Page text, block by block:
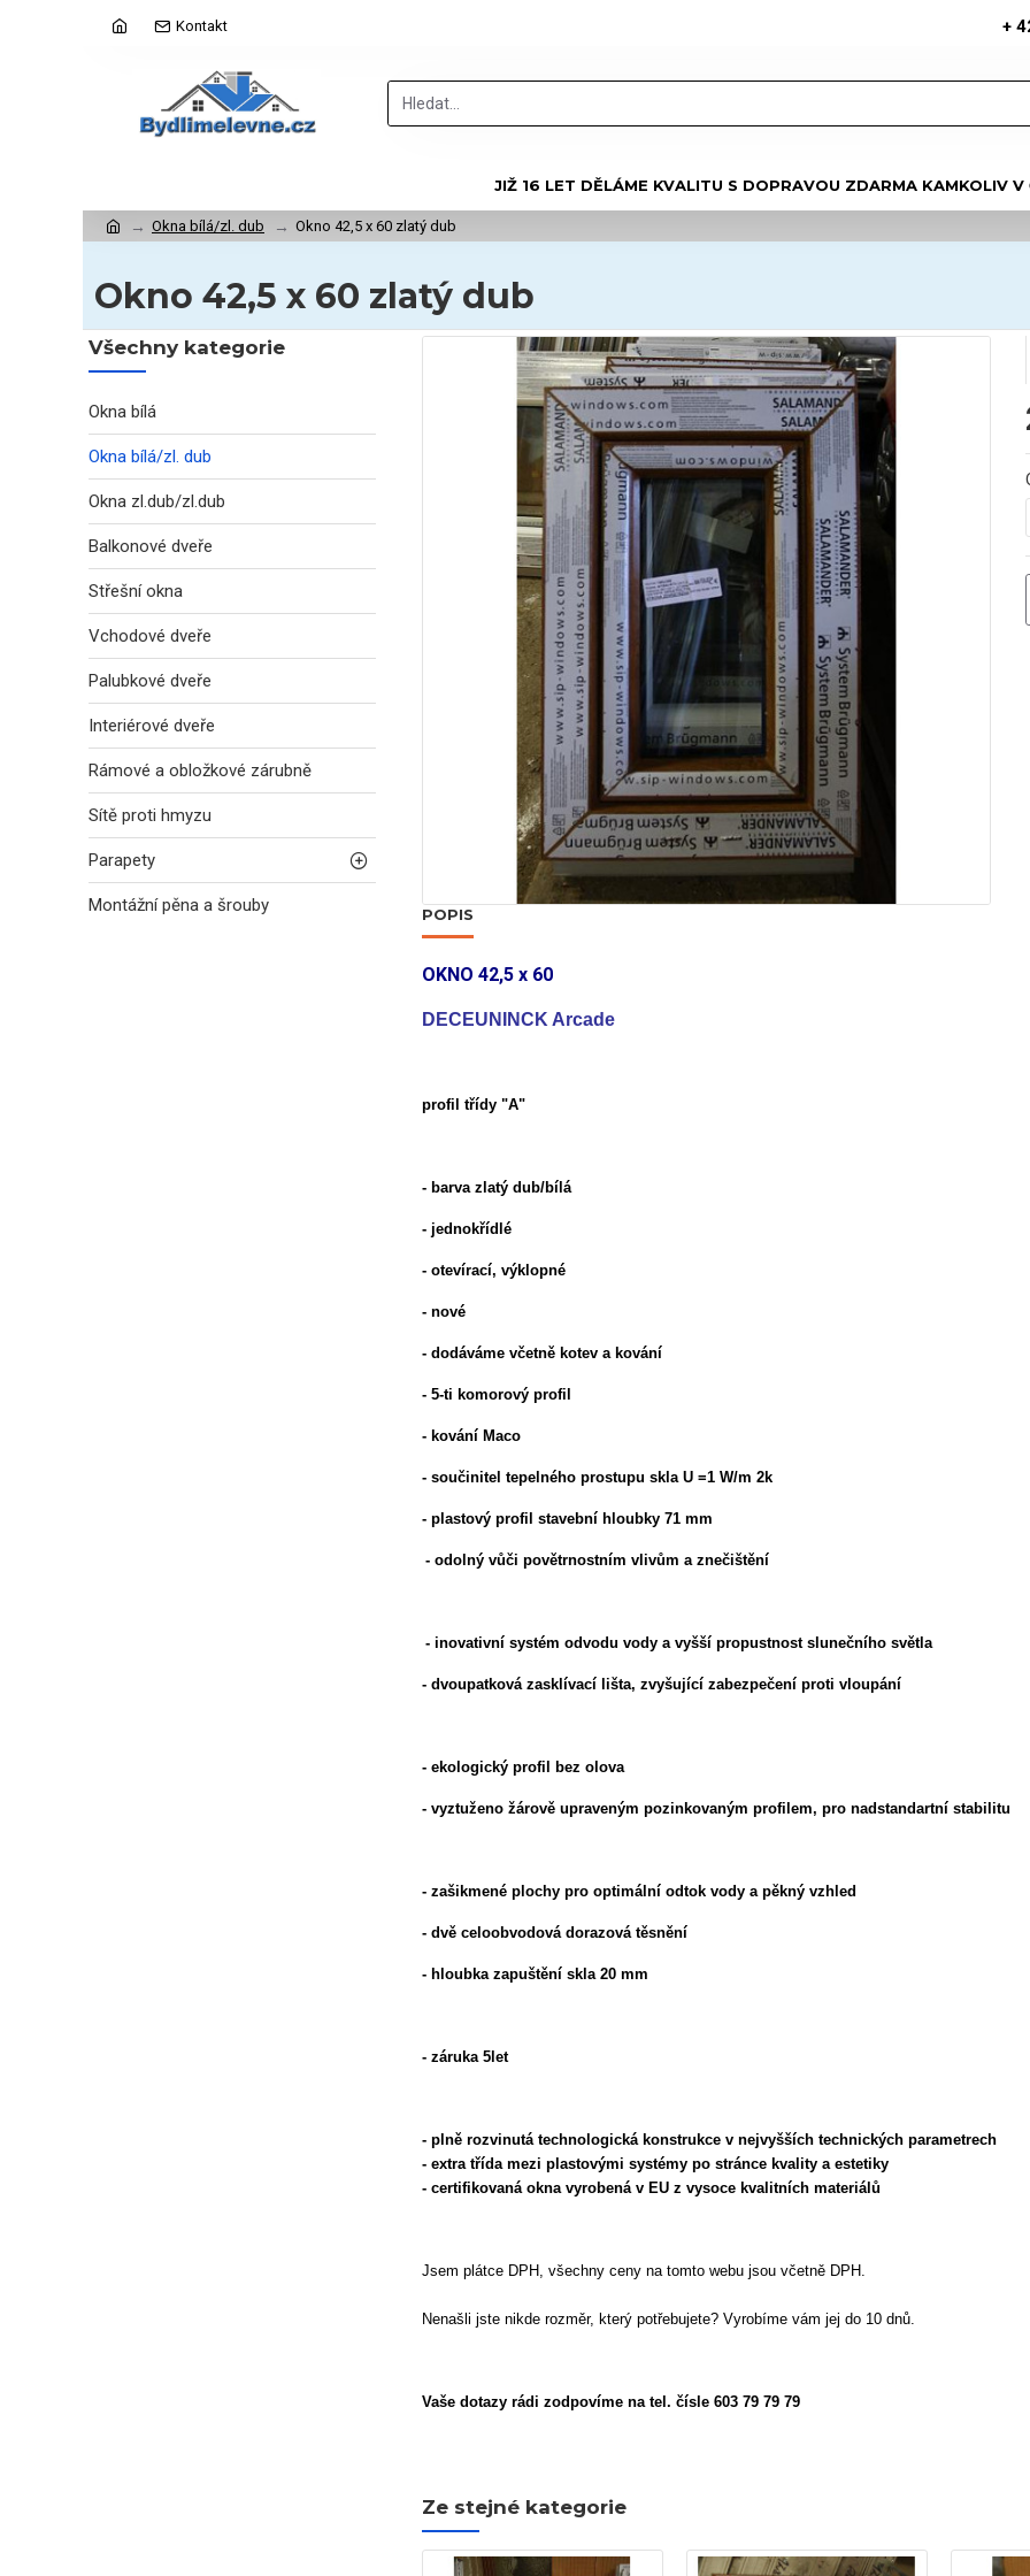
Kontakt +
JIŽ 16 LET DĚLÁME KVALITU S DOPRAVOU ZDARMA KAMKOLIV V
Okna bílá/zl. dub Okno 42,5 x 60 zlatý dub
Okno 42,5 x 60 zlatý dub
Všechny kategorie
Okna bílá
Okna bílá/zl. dub
Okna zl.dub/zl.dub
Balkonové dveře
Střešní okna
Vchodové dveře
Palubkové dveře
Interiérové dveře
Rámové a obložkové zárubně
Sítě proti hmyzu
Parapety
Montážní pěna a šrouby POPIS
OKNO 42,5 x 60
DECEUNINCK Arcade
profil třídy "A"
- barva zlatý dub/bílá
- jednokřídlé
- otevírací, výklopné
- nové
- dodáváme včetně kotev a kování
- 5-ti komorový profil
- kování Maco
- součinitel tepelného prostupu skla U =1 W/m 2k
- plastový profil stavební hloubky 71 mm
- odolný vůči povětrnostním vlivům a znečištění
- inovativní systém odvodu vody a vyšší propustnost slunečního světla
- dvoupatková zasklívací lišta, zvyšující zabezpečení proti vloupání
- ekologický profil bez olova
- vyztuženo žárově upraveným pozinkovaným profilem, pro nadstandartní stabilitu
- zašikmené plochy pro optimální odtok vody a pěkný vzhled
- dvě celoobvodová dorazová těsnění
- hloubka zapuštění skla 20 mm
- záruka 5let
- plně rozvinutá technologická konstrukce v nejvyšších technických parametrech
- extra třída mezi plastovými systémy po stránce kvality a estetiky
- certifikovaná okna vyrobená v EU z vysoce kvalitních materiálů
Jsem plátce DPH, všechny ceny na tomto webu jsou včetně DPH.
Nenašli jste nikde rozměr, který potřebujete? Vyrobíme vám jej do 10 dnů.
Vaše dotazy rádi zodpovíme na tel. čísle 603 79 79 79
Ze stejné kategorie